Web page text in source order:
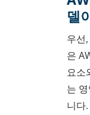
델
우선,
은
요소
는
니다